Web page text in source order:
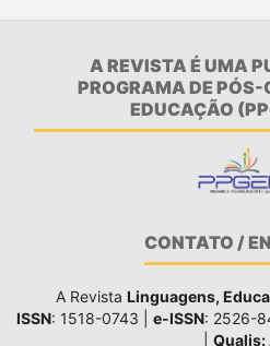
A REVISTA É UMA
PROGRAMA DE
EDUCAÇÃO
CONTATO /
A Revista Linguagens,
ISSN: 1518-0743 | e-ISSN: 2526-
Qualis: